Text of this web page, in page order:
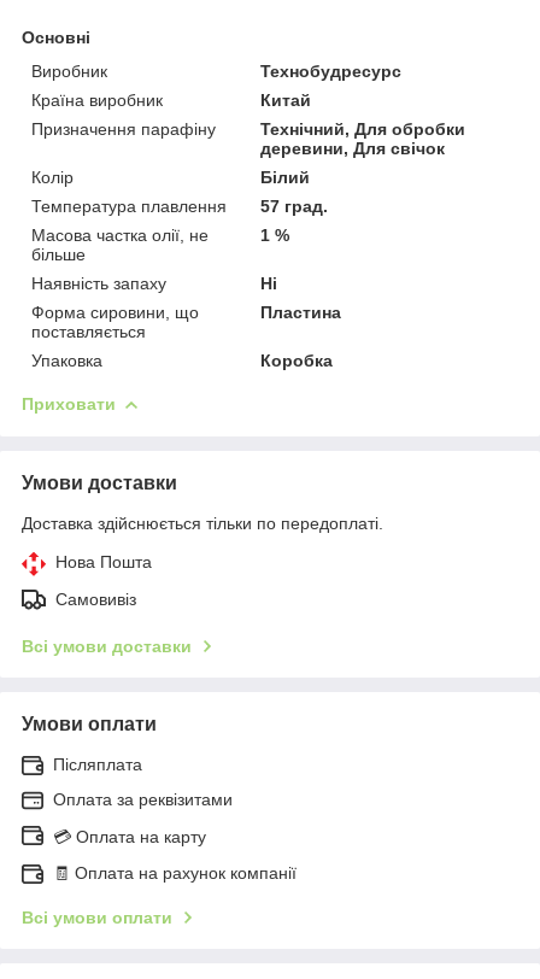
Основні
Виробник
Технобудресурс
Країна виробник
Китай
Призначення парафіну
Технічний, Для обробки
деревини, Для свічок
Колір
Білий
Температура плавлення
57 град.
Масова частка олії, не
більше
1 %
Наявність запаху
Ні
Форма сировини, що
поставляється
Пластина
Упаковка Коробка
Приховати
Умови доставки
Доставка здійснюється тільки по передоплаті.
Нова Пошта
Самовивіз
Всі умови доставки
Умови оплати
Післяплата
Оплата за реквізитами
💳 Оплата на карту
🧾 Оплата на рахунок компанії
Всі умови оплати